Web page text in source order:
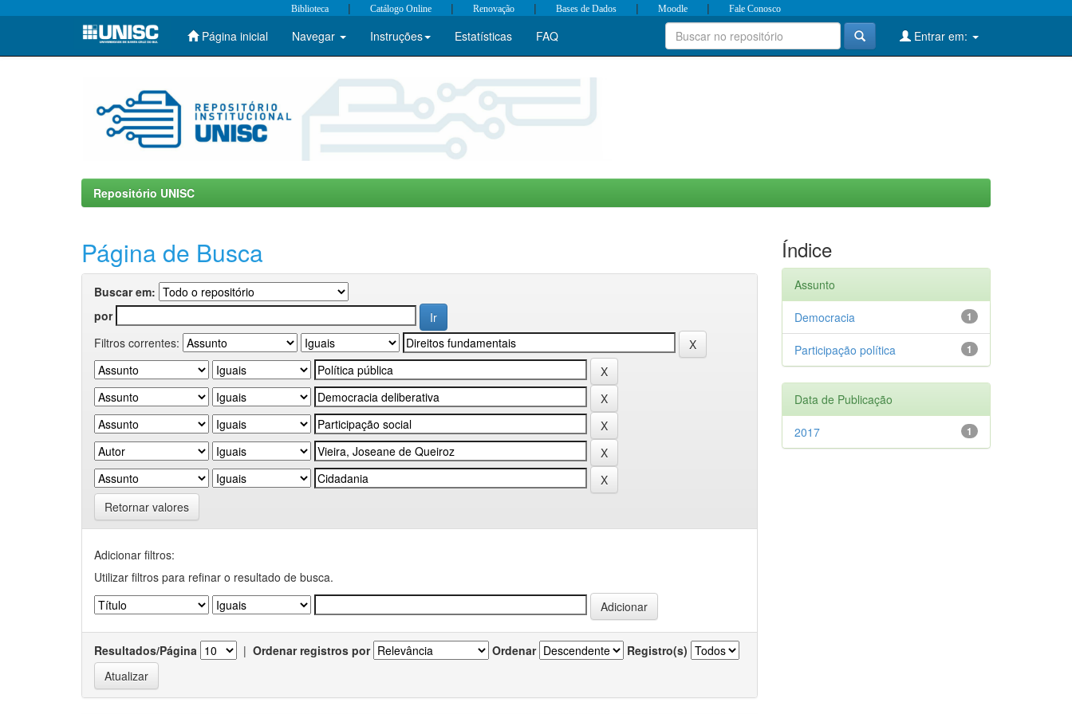
Skip
Biblioteca | Catálogo Online | Renovação | Bases de Dados | Moodle | Fale Conosco
Página inicial Navegar Instruções Estatísticas FAQ Entrar em:
Repositório UNISC
Página de Busca
Buscar em:
por
Filtros correntes:
Retornar valores
Adicionar filtros:
Utilizar filtros para refinar o resultado de busca.
Resultados/Página | Ordenar registros por Ordenar Registro(s)
Índice
Assunto
1
Democracia
1
Participação política
Data de Publicação
1
2017